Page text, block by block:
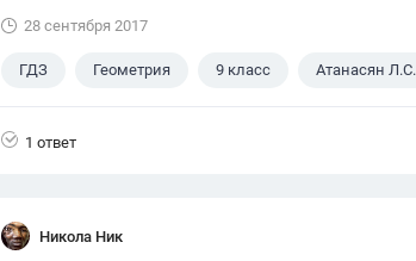
28 сентября 2017
ГДЗ Геометрия 9 класс Атанасян Л.С.
1 ответ
Никола Ник